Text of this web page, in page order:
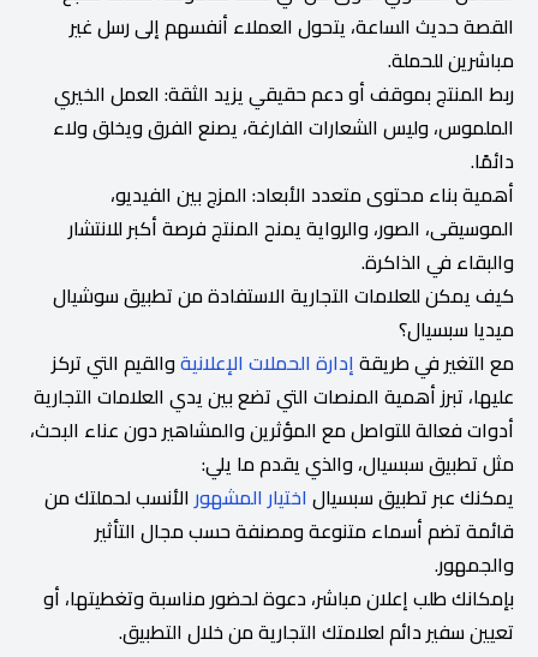
القصة حديث الساعة، يتحول العملاء أنفسهم إلى رسل غير
مباشرين للحملة.
ربط المنتج بموقف أو دعم حقيقي يزيد الثقة: العمل الخيري
الملموس، وليس الشعارات الفارغة، يصنع الفرق ويخلق ولاء
دائمًا.
أهمية بناء محتوى متعدد الأبعاد: المزج بين الفيديو،
الموسيقى، الصور، والرواية يمنح المنتج فرصة أكبر للانتشار
والبقاء في الذاكرة.
كيف يمكن للعلامات التجارية الاستفادة من تطبيق سوشيال
ميديا سبسيال؟
مع التغير في طريقةإدارة الحملات الإعلانيةوالقيم التي تركز
عليها، تبرز أهمية المنصات التي تضع بين يدي العلامات التجارية
أدوات فعالة للتواصل مع المؤثرين والمشاهير دون عناء البحث،
مثل تطبيق سبسيال، والذي يقدم ما يلي:
يمكنك عبر تطبيق سبسيال اختيار المشهورالأنسب لحملتك من
قائمة تضم أسماء متنوعة ومصنفة حسب مجال التأثير
والجمهور.
بإمكانك طلب إعلان مباشر، دعوة لحضور مناسبة وتغطيتها، أو
تعيين سفير دائم لعلامتك التجارية من خلال التطبيق.